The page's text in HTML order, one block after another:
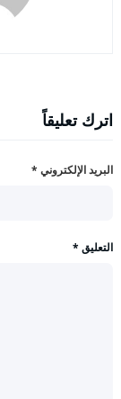
اترك تعليقاً
البريد الإلكتروني *
التعليق *